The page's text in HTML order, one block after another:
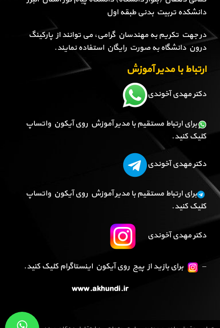
دانشکده تربیت بدنی طبقه اول
در جهت تکریم به مهندسان گرامی، می توانند از پارکینگ
درون دانشگاه به صورت رایگان استفاده نمایند.
ارتباط با مدیر آموزش
دکتر مهدی آخوندی
برای ارتباط مستقیم با مدیر آموزش روی آیکون واتساپ
کلیک کنید.
دکتر مهدی آخوندی
برای ارتباط مستقیم با مدیر آموزش روی آیکون واتساپ
کلیک کنید.
دکتر مهدی آخوندی
–
برای بازید از پیج روی آیکون اینستاگرام کلیک کنید.
www.akhundi.ir